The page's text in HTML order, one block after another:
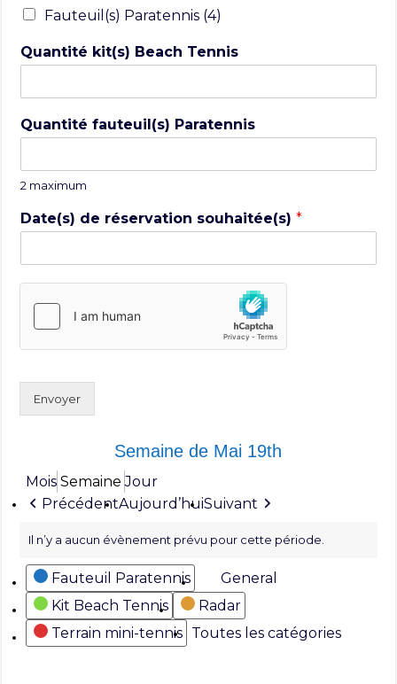
Fauteuil(s) Paratennis (4)
Quantité kit(s) Beach Tennis
Quantité fauteuil(s) Paratennis
2 maximum
Date(s) de réservation souhaitée(s)*
Envoyer
Semaine de Mai 19th
Mois Semaine Jour
PrécédentAujourd’huiSuivant
Il n’y a aucun évènement prévu pour cette période.
Catégories
Fauteuil Paratennis
General
Kit Beach Tennis
Radar
Terrain mini-tennis Toutes les catégories